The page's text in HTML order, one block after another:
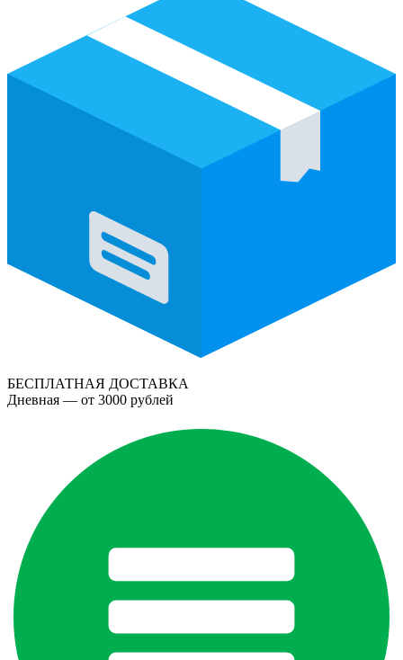
БЕСПЛАТНАЯ ДОСТАВКА
Дневная — от 3000 рублей